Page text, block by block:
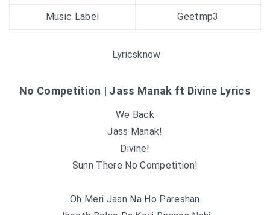
Music Label Geetmp3
Lyricsknow
No Competition | Jass Manak ft Divine Lyrics
We Back
Jass Manak!
Divine!
Sunn There No Competition!
Oh Meri Jaan Na Ho Pareshan